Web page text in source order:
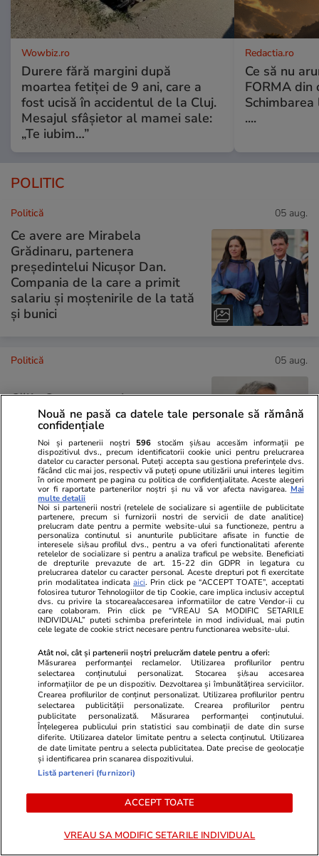
Wowbiz.ro
Durere fără margini după
moartea fetiței de 9 ani, care a
fost ucisă în accidentul de la Cluj.
Mesajul sfâșietor al mamei sale:
„Te iubim…”
Redactia.ro
Ce să nu
FORMA din
Schimbarea
....
POLITIC
Politică 05 aug.
Ce avere are Mirabela
Grădinaru, partenera
președintelui Nicușor Dan.
Compania de la care a primit
salariu și moștenirile de la tată
și bunici
Politică 05 aug.
Călin Georgescu a lansat
scenarii și a acuzat „trădare”,
dacă România va trece la
moneda Euro
PARTENERI
ZiaruldeIasi.ro
Motivul interesant pentru care o
elevă din rural cu o medie de top
la Evaluarea Națională a ales un
liceu tehnologic. „Este o
Fanatik.ro
Universității
sunt doar
Nouă ne pasă ca datele tale personale să rămână
confidențiale
Noi și partenerii noștri 596 stocăm și/sau accesăm informații pe
dispozitivul dvs., precum identificatorii cookie unici pentru prelucrarea
datelor cu caracter personal. Puteți accepta sau gestiona preferințele dvs.
făcând clic mai jos, respectiv vă puteți opune utilizării unui interes legitim
în orice moment pe pagina cu politica de confidențialitate. Aceste alegeri
vor fi raportate partenerilor noștri și nu vă vor afecta navigarea. Mai
multe detalii
Noi si partenerii nostri (retelele de socializare si agentiile de publicitate
partenere, precum si furnizorii nostri de servicii de date analitice)
prelucram date pentru a permite website-ului sa functioneze, pentru a
personaliza continutul si anunturile publicitare afisate in functie de
interesele si/sau profilul dvs., pentru a va oferi functionalitati aferente
retelelor de socializare si pentru a analiza traficul pe website. Beneficiati
de drepturile prevazute de art. 15-22 din GDPR in legatura cu
prelucrarea datelor cu caracter personal. Aceste drepturi pot fi exercitate
prin modalitatea indicataaici. Prin click pe “ACCEPT TOATE”, acceptati
folosirea tuturor Tehnologiilor de tip Cookie, care implica inclusiv acceptul
dvs. cu privire la stocarea/accesarea informatiilor de catre Vendor-ii cu
care colaboram. Prin click pe “VREAU SA MODIFIC SETARILE
INDIVIDUAL” puteti schimba preferintele in mod individual, mai putin
cele legate de cookie strict necesare pentru functionarea website-ului.
Atât noi, cât și partenerii noștri prelucrăm datele pentru a oferi:
Măsurarea performanței reclamelor. Utilizarea profilurilor pentru
selectarea conținutului personalizat. Stocarea și/sau accesarea
informațiilor de pe un dispozitiv. Dezvoltarea și îmbunătățirea serviciilor.
Crearea profilurilor de conținut personalizat. Utilizarea profilurilor pentru
selectarea publicității personalizate. Crearea profilurilor pentru
publicitate personalizată. Măsurarea performanței conținutului.
Înțelegerea publicului prin statistici sau combinații de date din surse
diferite. Utilizarea datelor limitate pentru a selecta conținutul. Utilizarea
de date limitate pentru a selecta publicitatea. Date precise de geolocație
și identificarea prin scanarea dispozitivului.
Listă parteneri (furnizori)
ACCEPT TOATE
VREAU SA MODIFIC SETARILE INDIVIDUAL